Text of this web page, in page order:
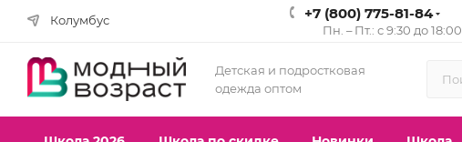
Колумбус +7 (800) 775-81-84
Пн. – Пт.: с 9:30 до 18:00
Детская и подростковая
одежда оптом